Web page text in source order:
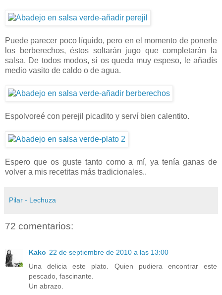
Puede parecer poco líquido, pero en el momento de ponerle
los berberechos, éstos soltarán jugo que completarán la
salsa. De todos modos, si os queda muy espeso, le añadís
medio vasito de caldo o de agua.
Espolvoreé con perejil picadito y serví bien calentito.
Espero que os guste tanto como a mí, ya tenía ganas de
volver a mis recetitas más tradicionales..
Pilar - Lechuza
72 comentarios:
Kako 22 de septiembre de 2010 a las 13:00
Una delicia este plato. Quien pudiera encontrar este
pescado, fascinante.
Un abrazo.